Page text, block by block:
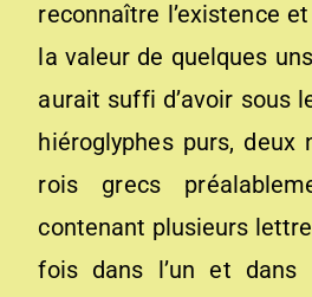
reconnaître l’existence
la valeur de quelques
aurait suffi d’avoir sous
hiéroglyphes purs, deux
rois grecs
contenant plusieurs
fois dans l’un et dans